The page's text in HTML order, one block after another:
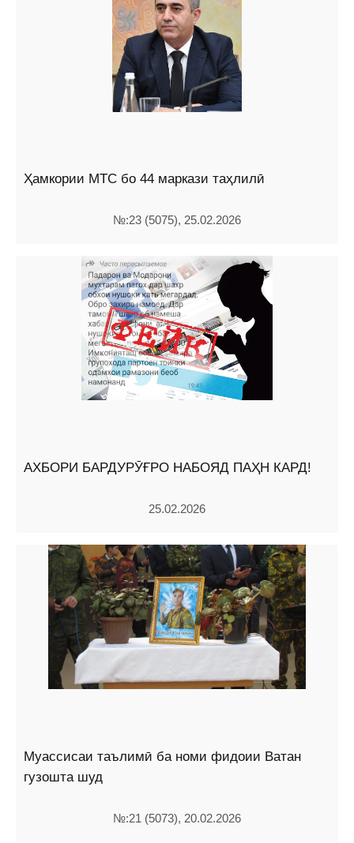
Ҳамкории МТС бо 44 маркази таҳлилӣ
№:23 (5075), 25.02.2026
АХБОРИ БАРДУРӮҒРО НАБОЯД ПАҲН КАРД!
25.02.2026
Муассисаи таълимӣ ба номи фидоии Ватан
гузошта шуд
№:21 (5073), 20.02.2026